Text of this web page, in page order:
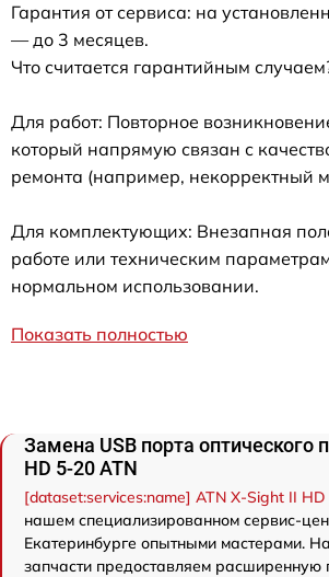
Гарантия от сервиса: на
— до 3 месяцев.
Что считается гарантийным
Для работ: Повторное
который напрямую связан с
ремонта (например, некорректный
Для комплектующих: Внезапная
работе или техническим
нормальном использовании.
Показать полностью
Замена USB порта оптического
HD 5-20 ATN
[dataset:services:name] ATN X-Sight II
нашем специализированном сервис-
Екатеринбурге опытными мастерами.
запчасти предоставляем